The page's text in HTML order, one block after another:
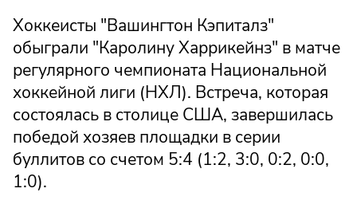
Хоккеисты "Вашингтон Кэпиталз"
обыграли "Каролину Харрикейнз" в матче
регулярного чемпионата Национальной
хоккейной лиги (НХЛ). Встреча, которая
состоялась в столице США, завершилась
победой хозяев площадки в серии
буллитов со счетом 5:4 (1:2, 3:0, 0:2, 0:0,
1:0).